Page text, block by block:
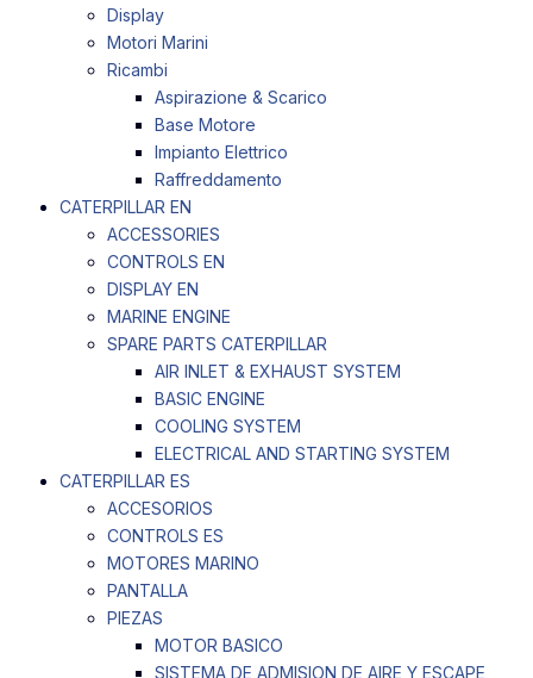
Display
Motori Marini
Ricambi
Aspirazione & Scarico
Base Motore
Impianto Elettrico
Raffreddamento
CATERPILLAR EN
ACCESSORIES
CONTROLS EN
DISPLAY EN
MARINE ENGINE
SPARE PARTS CATERPILLAR
AIR INLET & EXHAUST SYSTEM
BASIC ENGINE
COOLING SYSTEM
ELECTRICAL AND STARTING SYSTEM
CATERPILLAR ES
ACCESORIOS
CONTROLS ES
MOTORES MARINO
PANTALLA
PIEZAS
MOTOR BASICO
SISTEMA DE ADMISION DE AIRE Y ESCAPE